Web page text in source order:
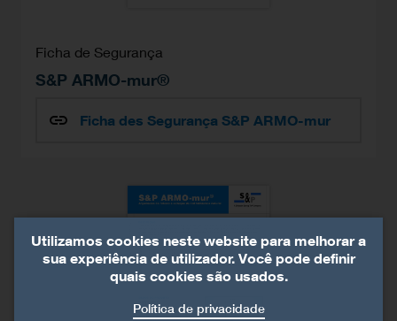
Ficha de Segurança
S&P ARMO-mur®
Ficha des Segurança S&P ARMO-mur
Utilizamos cookies neste website para melhorar a
sua experiência de utilizador. Você pode definir
quais cookies são usados.
Política de privacidade